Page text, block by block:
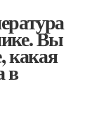
Вы
какая
в